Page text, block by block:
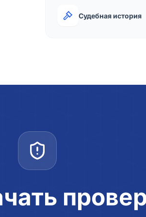
Судебная история